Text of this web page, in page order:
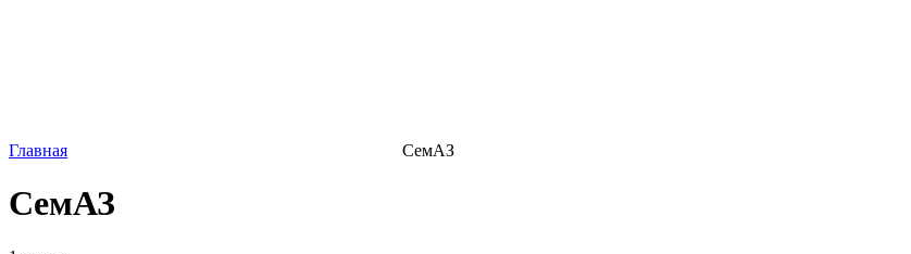
Главная СемАЗ
СемАЗ